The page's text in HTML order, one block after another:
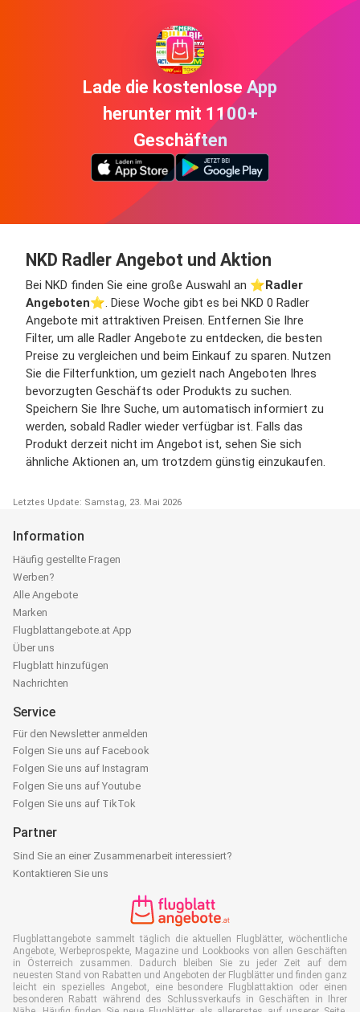
Lade die kostenlose App
herunter mit 1100+
Geschäften
NKD Radler Angebot und Aktion
Bei NKD finden Sie eine große Auswahl an ⭐️ Radler
Angeboten⭐️. Diese Woche gibt es bei NKD 0 Radler
Angebote mit attraktiven Preisen. Entfernen Sie Ihre
Filter, um alle Radler Angebote zu entdecken, die besten
Preise zu vergleichen und beim Einkauf zu sparen. Nutzen
Sie die Filterfunktion, um gezielt nach Angeboten Ihres
bevorzugten Geschäfts oder Produkts zu suchen.
Speichern Sie Ihre Suche, um automatisch informiert zu
werden, sobald Radler wieder verfügbar ist. Falls das
Produkt derzeit nicht im Angebot ist, sehen Sie sich
ähnliche Aktionen an, um trotzdem günstig einzukaufen.
Letztes Update: Samstag, 23. Mai 2026
Information
Häufig gestellte Fragen
Werben?
Alle Angebote
Marken
Flugblattangebote.at App
Über uns
Flugblatt hinzufügen
Nachrichten
Service
Für den Newsletter anmelden
Folgen Sie uns auf Facebook
Folgen Sie uns auf Instagram
Folgen Sie uns auf Youtube
Folgen Sie uns auf TikTok
Partner
Sind Sie an einer Zusammenarbeit interessiert?
Kontaktieren Sie uns
Flugblattangebote sammelt täglich die aktuellen Flugblätter, wöchentliche
Angebote, Werbeprospekte, Magazine und Lookbooks von allen Geschäften
in Österreich zusammen. Dadurch bleiben Sie zu jeder Zeit auf dem
neuesten Stand von Rabatten und Angeboten der Flugblätter und finden ganz
leicht ein spezielles Angebot, eine besondere Flugblattaktion oder einen
besonderen Rabatt während des Schlussverkaufs in Geschäften in Ihrer